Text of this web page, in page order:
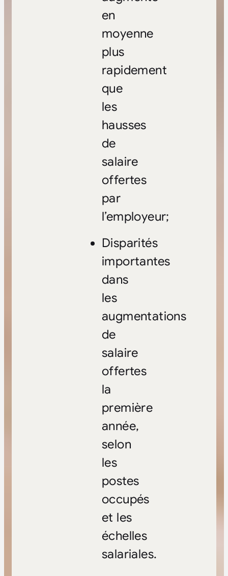
en
moyenne
plus
rapidement
que
les
hausses
de
salaire
offertes
par
l’employeur;
Disparités
importantes
dans
les
augmentations
de
salaire
offertes
la
première
année,
selon
les
postes
occupés
et les
échelles
salariales.